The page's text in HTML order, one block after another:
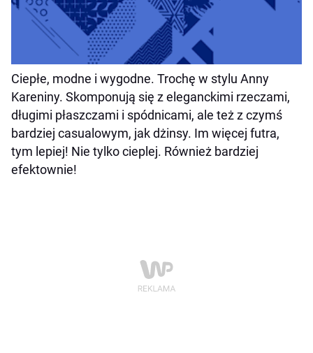
Ciepłe, modne i wygodne. Trochę w stylu Anny
Kareniny. Skomponują się z eleganckimi rzeczami,
długimi płaszczami i spódnicami, ale też z czymś
bardziej casualowym, jak dżinsy. Im więcej futra,
tym lepiej! Nie tylko cieplej. Również bardziej
efektownie!